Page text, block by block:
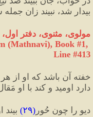
بیدار شد، نبیند زان
مولوی، مثنوی، دفتر اول،
(Mathnavi), Book #1,
Line #413
خفته آن باشد که او از
دارد اومید و کند با او
دیو را چون حُور (۲۹)